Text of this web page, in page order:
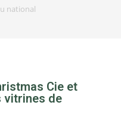
national
Cie et
vitrines de